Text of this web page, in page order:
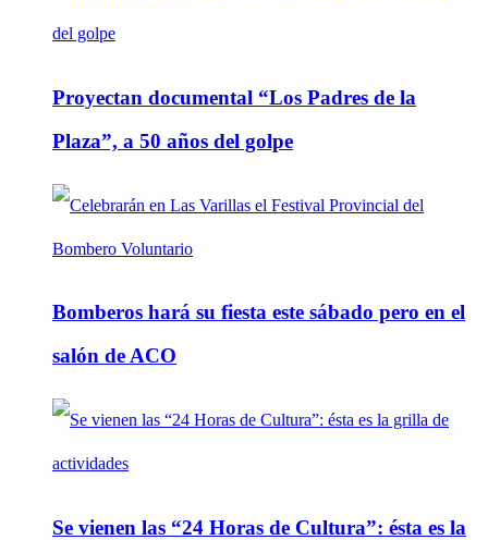
Proyectan documental “Los Padres de la
Plaza”, a 50 años del golpe
Bomberos hará su fiesta este sábado pero en el
salón de ACO
Se vienen las “24 Horas de Cultura”: ésta es la